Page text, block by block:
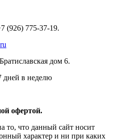
(926) 775-37-19.
дом 6.
дней в неделю
офертой.
то, что данный сайт носит
характер и ни при каких